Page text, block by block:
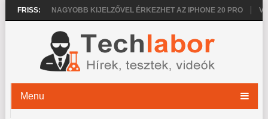
FRISS:
2026 NAGYOBB KIJELZŐVEL ÉRKEZHET AZ IPHONE 20 PRO
Menu